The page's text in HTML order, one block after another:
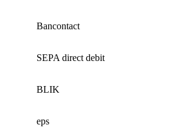
Bancontact
SEPA direct debit
BLIK
eps